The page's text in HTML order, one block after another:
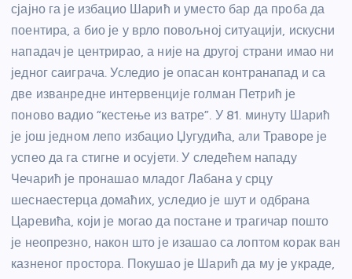
сјајно га је избацио Шарић и уместо бар да проба да
поентира, а био је у врло повољној ситуацији, искусни
нападач је центрирао, а није на другој страни имао ни
једног саиграча. Уследио је опасан контранапад и са
две изванредне интервенције голман Петрић је
поново вадио “кестење из ватре”. У 81. минуту Шарић
је још једном лепо избацио Џугудића, али Траворе је
успео да га стигне и осујети. У следећем нападу
Чечарић је пронашао младог Лабана у срцу
шеснаестерца домаћих, уследио је шут и одбрана
Царевића, који је могао да постане и трагичар пошто
је неопрезно, након што је изашао са лоптом корак ван
казненог простора. Покушао је Шарић да му је украде,